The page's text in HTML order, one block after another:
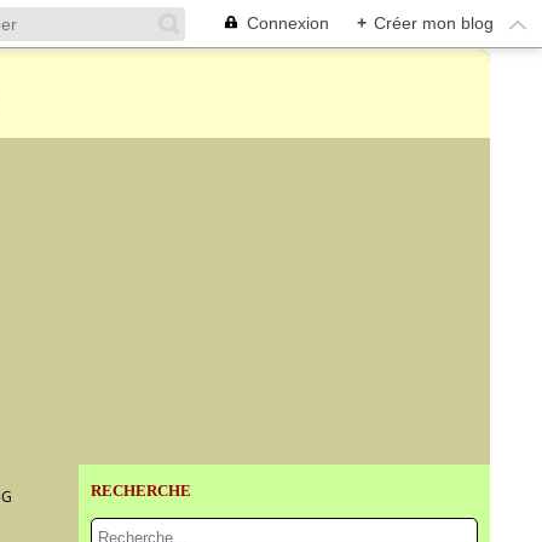
Connexion + Créer mon blog
RECHERCHE